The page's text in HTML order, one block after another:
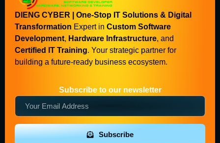
DIENG CYBER | One-Stop IT Solutions & Digital
Transformation Expert in Custom Software
Development, Hardware Infrastructure, and
Certified IT Training. Your strategic partner for
building a future-ready business ecosystem.
Subscribe to our newsletter
Subscribe